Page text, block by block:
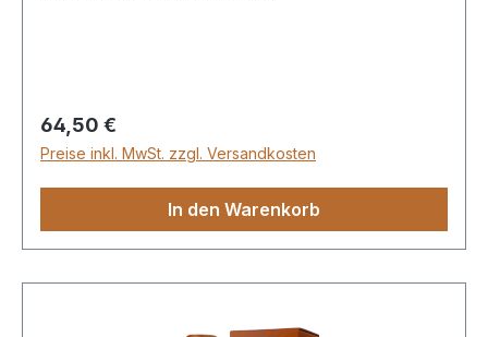
Waldhonig, getrockneten Feigen und Lychee am
Gaumen – ein Leckerchen!
Regulärer Preis:
64,50 €
Preise inkl. MwSt. zzgl. Versandkosten
In den Warenkorb